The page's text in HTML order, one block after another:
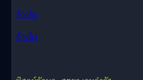
อ้างอิง
อ้างอิง